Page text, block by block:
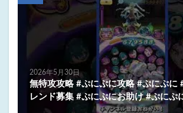
2026年5月30日
無特攻攻略 #ぷにぷに攻略 #ぷにぷに
レンド募集 #ぷにぷにお助け #ぷにぷ